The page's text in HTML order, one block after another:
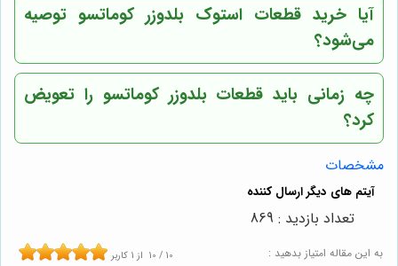
آیا خرید قطعات استوک بلدوزر کوماتسو توصیه
می‌شود؟
چه زمانی باید قطعات بلدوزر کوماتسو را تعویض
کرد؟
مشخصات
به این مقاله امتیاز بدهید : 10 / 10 از 1 کاربر
تعداد بازدید : 869